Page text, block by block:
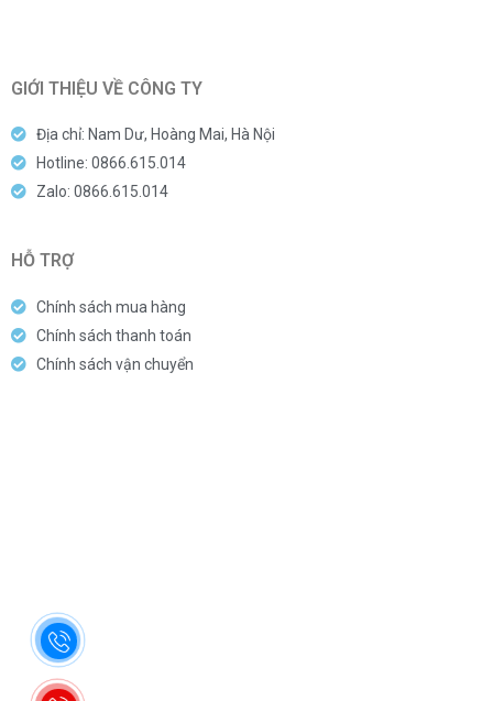
GIỚI THIỆU VỀ CÔNG TY
Địa chỉ: Nam Dư, Hoàng Mai, Hà Nội
Hotline: 0866.615.014
Zalo: 0866.615.014
HỖ TRỢ
Chính sách mua hàng
Chính sách thanh toán
Chính sách vận chuyển